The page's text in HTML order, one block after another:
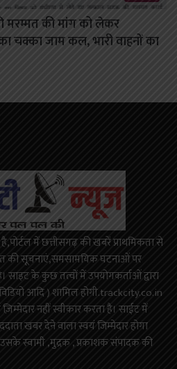
की मांग को लेकर
चक्का जाम कल, भारी वाहनों का
में छत्तीसगढ़ की खबरें प्राथमिकता से
की सूचनाएं,समसामयिक घटनाओं पर
साइट के कुछ तत्वों में उपयोगकर्ताओं द्वारा
आदि ) शामिल होगी.trackcity.co.in
नहीं स्वीकार करता है। साईट में
खबर देने वाला स्वयं जिम्मेदार होगा
स्वामी ,मुद्रक , प्रकाशक संपादक की